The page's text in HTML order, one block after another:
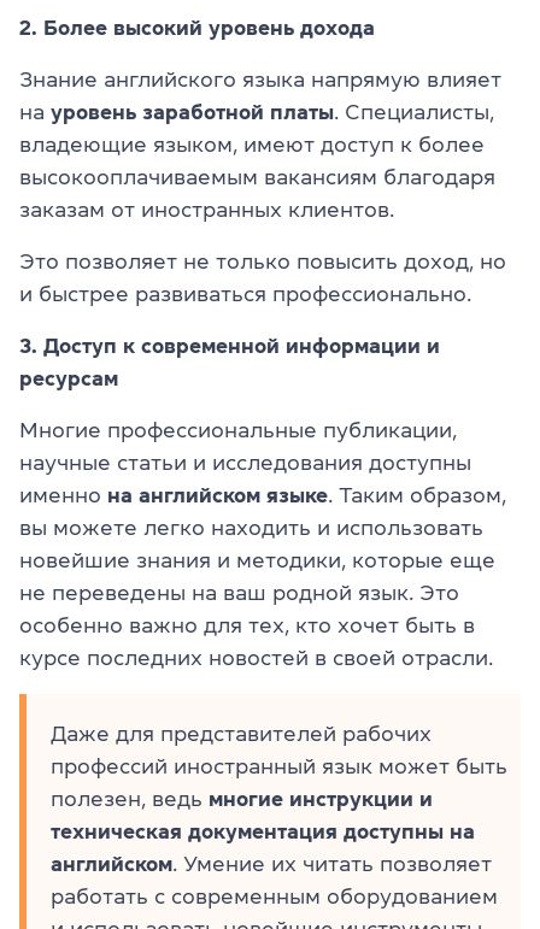
2. Более высокий уровень дохода
Знание английского языка напрямую влияет
на уровень заработной платы . Специалисты,
владеющие языком, имеют доступ к более
высокооплачиваемым вакансиям благодаря
заказам от иностранных клиентов.
Это позволяет не только повысить доход, но
и быстрее развиваться профессионально.
3. Доступ к современной информации и
ресурсам
Многие профессиональные публикации,
научные статьи и исследования доступны
именно на английском языке . Таким образом,
вы можете легко находить и использовать
новейшие знания и методики, которые еще
не переведены на ваш родной язык. Это
особенно важно для тех, кто хочет быть в
курсе последних новостей в своей отрасли.
Даже для представителей рабочих
профессий иностранный язык может быть
полезен, ведь многие инструкции и
техническая документация доступны на
английском . Умение их читать позволяет
работать с современным оборудованием